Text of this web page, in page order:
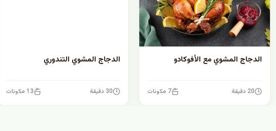
الدجاج المشوي مع الأفوكادو
20 دقيقة 7 مكونات
الدجاج المشوي التندوري
30 دقيقة 13 مكونات